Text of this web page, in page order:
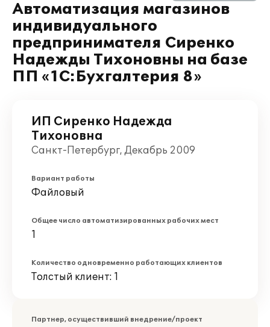
Автоматизация магазинов
индивидуального
предпринимателя Сиренко
Надежды Тихоновны на базе
ПП «1С:Бухгалтерия 8»
ИП Сиренко Надежда
Тихоновна
Санкт-Петербург, Декабрь 2009
Вариант работы
Файловый
Общее число автоматизированных рабочих мест
1
Количество одновременно работающих клиентов
Толстый клиент: 1
Партнер, осуществивший внедрение/проект